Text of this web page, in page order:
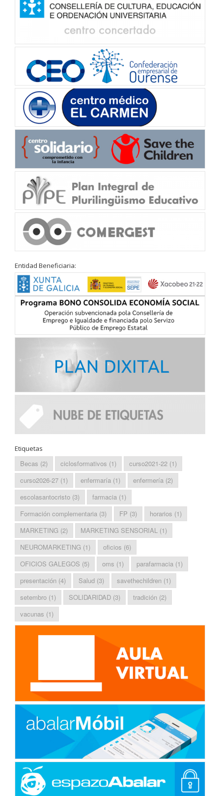
Entidad Beneficiaria:
Etiquetas
Becas (2) ciclosformativos (1) curso2021-22 (1)
curso2026-27 (1) enfermaría (1) enfermería (2)
escolasantocristo (3) farmacia (1)
Formación complementaria (3) FP (3) horarios (1)
MARKETING (2) MARKETING SENSORIAL (1)
NEUROMARKETING (1) oficios (6)
OFICIOS GALEGOS (5) oms (1) parafarmacia (1)
presentación (4) Salud (3) savethechildren (1)
setembro (1) SOLIDARIDAD (3) tradición (2)
vacunas (1)